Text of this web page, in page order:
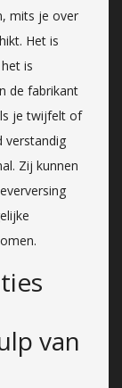
mits je over
Het is
is
de fabrikant
je twijfelt of
verstandig
Zij kunnen
van